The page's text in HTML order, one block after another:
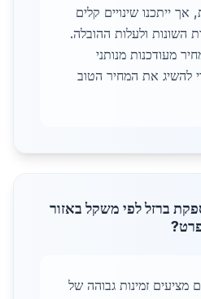
אך ייתכנו שינויים קלים
השונות ולעלות ההובלה.
מעודכנות מנותני
להשיג את המחיר הטוב
ברזל לפי משקל באזור
מציעים זמינות גבוהה של